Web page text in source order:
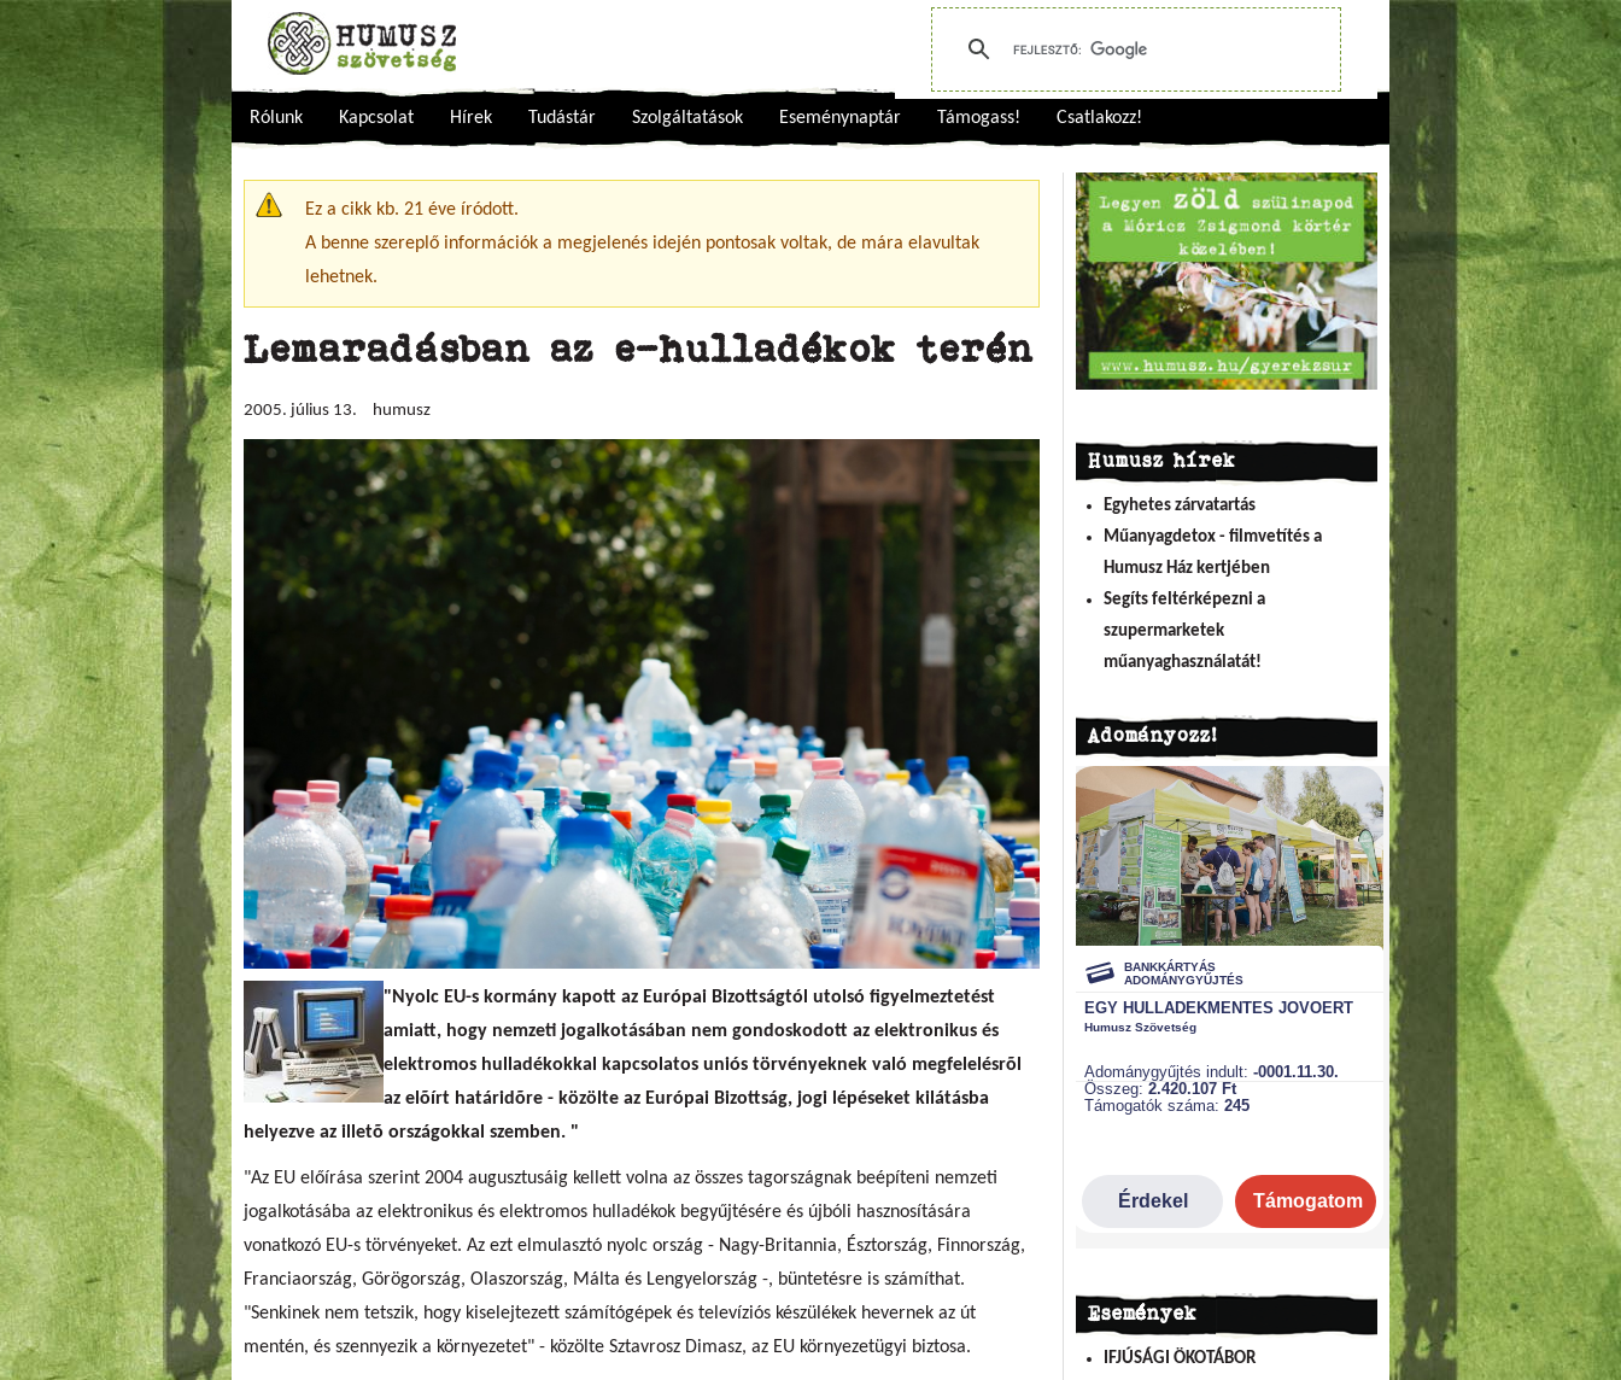
Rólunk Kapcsolat Hírek Tudástár Szolgáltatások Eseménynaptár Támogass! Csatlakozz!
Figyelmeztető üzenet
Ez a cikk kb. 21 éve íródott.
A benne szereplő információk a megjelenés idején pontosak voltak, de mára elavultak
lehetnek.
Lemaradásban az e-hulladékok terén
2005. július 13. humusz
"Nyolc EU-s kormány kapott az Európai Bizottságtól utolsó figyelmeztetést
amiatt, hogy nemzeti jogalkotásában nem gondoskodott az elektronikus és
elektromos hulladékokkal kapcsolatos uniós törvényeknek való megfelelésrõl
az elõírt határidõre - közölte az Európai Bizottság, jogi lépéseket kilátásba
helyezve az illetõ országokkal szemben. "
"Az EU előírása szerint 2004 augusztusáig kellett volna az összes tagországnak beépíteni nemzeti
jogalkotásába az elektronikus és elektromos hulladékok begyűjtésére és újbóli hasznosítására
vonatkozó EU-s törvényeket. Az ezt elmulasztó nyolc ország - Nagy-Britannia, Észtország, Finnország,
Franciaország, Görögország, Olaszország, Málta és Lengyelország -, büntetésre is számíthat.
"Senkinek nem tetszik, hogy kiselejtezett számítógépek és televíziós készülékek hevernek az út
mentén, és szennyezik a környezetet" - közölte Sztavrosz Dimasz, az EU környezetügyi biztosa.
Humusz hírek
Egyhetes zárvatartás
Műanyagdetox - filmvetítés a
Humusz Ház kertjében
Segíts feltérképezni a
szupermarketek
műanyaghasználatát!
Adományozz!
Események
IFJÚSÁGI ÖKOTÁBOR